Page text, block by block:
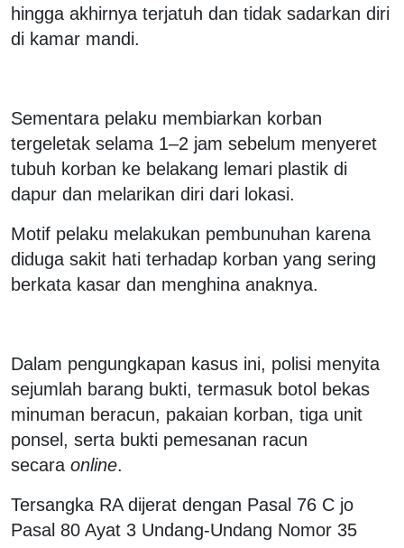
hingga akhirnya terjatuh dan tidak sadarkan diri
di kamar mandi.
Sementara pelaku membiarkan korban
tergeletak selama 1–2 jam sebelum menyeret
tubuh korban ke belakang lemari plastik di
dapur dan melarikan diri dari lokasi.
Motif pelaku melakukan pembunuhan karena
diduga sakit hati terhadap korban yang sering
berkata kasar dan menghina anaknya.
Dalam pengungkapan kasus ini, polisi menyita
sejumlah barang bukti, termasuk botol bekas
minuman beracun, pakaian korban, tiga unit
ponsel, serta bukti pemesanan racun
secara online.
Tersangka RA dijerat dengan Pasal 76 C jo
Pasal 80 Ayat 3 Undang-Undang Nomor 35